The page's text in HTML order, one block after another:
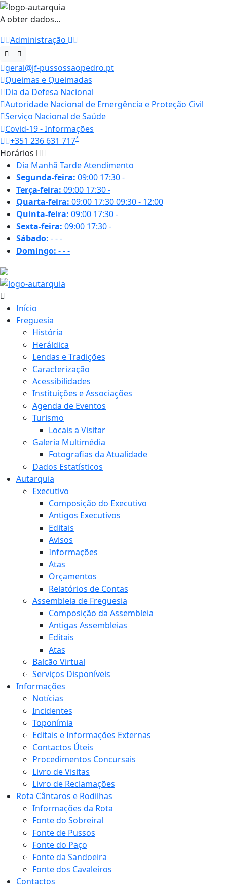
A obter dados...
Administração
geral@jf-pussossaopedro.pt
Queimas e Queimadas
Dia da Defesa Nacional
Autoridade Nacional de Emergência e Proteção Civil
Serviço Nacional de Saúde
Covid-19 - Informações
+351 236 631 717*
Horários
Dia Manhã TardeAtendimento
Segunda-feira: 09:00 17:30-
Terça-feira: 09:00 17:30-
Quarta-feira: 09:00 17:3009:30 - 12:00
Quinta-feira: 09:00 17:30-
Sexta-feira: 09:00 17:30-
Sábado: ---
Domingo: ---
Início
Freguesia
História
Heráldica
Lendas e Tradições
Caracterização
Acessibilidades
Instituições e Associações
Agenda de Eventos
Turismo
Locais a Visitar
Galeria Multimédia
Fotografias da Atualidade
Dados Estatísticos
Autarquia
Executivo
Composição do Executivo
Antigos Executivos
Editais
Avisos
Informações
Atas
Orçamentos
Relatórios de Contas
Assembleia de Freguesia
Composição da Assembleia
Antigas Assembleias
Editais
Atas
Balcão Virtual
Serviços Disponíveis
Informações
Notícias
Incidentes
Toponímia
Editais e Informações Externas
Contactos Úteis
Procedimentos Concursais
Livro de Visitas
Livro de Reclamações
Rota Cântaros e Rodilhas
Informações da Rota
Fonte do Sobreiral
Fonte de Pussos
Fonte do Paço
Fonte da Sandoeira
Fonte dos Cavaleiros
Contactos